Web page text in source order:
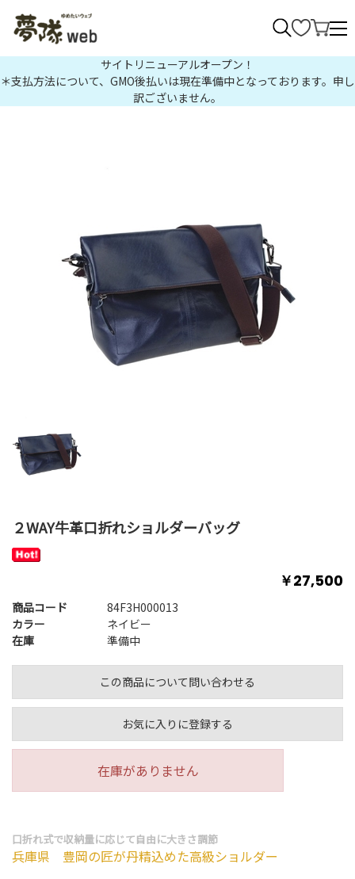
サイトリニューアルオープン！
＊支払方法について、GMO後払いは現在準備中となっております。申し
訳ございません。
２WAY牛革口折れショルダーバッグ
￥27,500
商品コード
84F3H000013
カラー
ネイビー
在庫
準備中
お気に入りに登録する
在庫がありません
この商品について問い合わせる
口折れ式で収納量に応じて自由に大きさ調節
兵庫県 豊岡の匠が丹精込めた高級ショルダー